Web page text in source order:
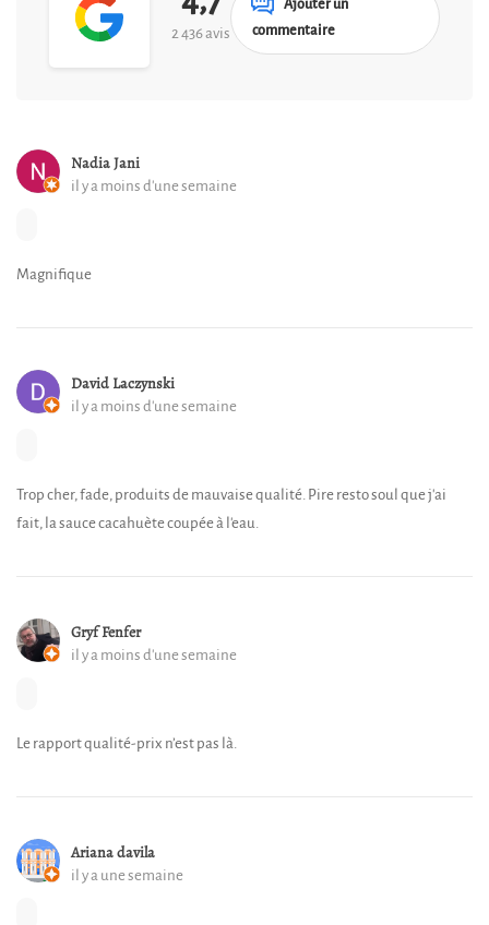
2 436 avis
Ajouter un
commentaire
Nadia Jani
il y a moins d'une semaine
Magnifique
David Laczynski
il y a moins d'une semaine
Trop cher, fade, produits de mauvaise qualité. Pire resto soul que j'ai
fait, la sauce cacahuète coupée à l'eau.
Gryf Fenfer
il y a moins d'une semaine
Le rapport qualité-prix n’est pas là.
Ariana davila
il y a une semaine